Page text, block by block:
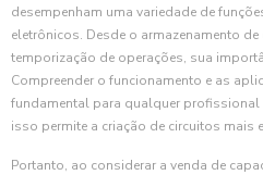
desempenham uma variedade de
eletrônicos. Desde o armazenamento
temporização de operações, sua
Compreender o funcionamento e as
fundamental para qualquer
isso permite a criação de circuitos mais
Portanto, ao considerar a venda de